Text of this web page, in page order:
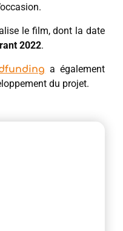
le film, dont la date
2022.
a également
du projet.